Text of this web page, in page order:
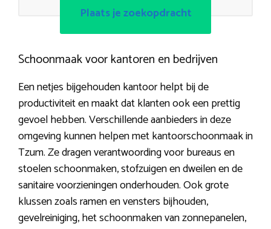
Plaats je zoekopdracht
Schoonmaak voor kantoren en bedrijven
Een netjes bijgehouden kantoor helpt bij de
productiviteit en maakt dat klanten ook een prettig
gevoel hebben. Verschillende aanbieders in deze
omgeving kunnen helpen met kantoorschoonmaak in
Tzum. Ze dragen verantwoording voor bureaus en
stoelen schoonmaken, stofzuigen en dweilen en de
sanitaire voorzieningen onderhouden. Ook grote
klussen zoals ramen en vensters bijhouden,
gevelreiniging, het schoonmaken van zonnepanelen,